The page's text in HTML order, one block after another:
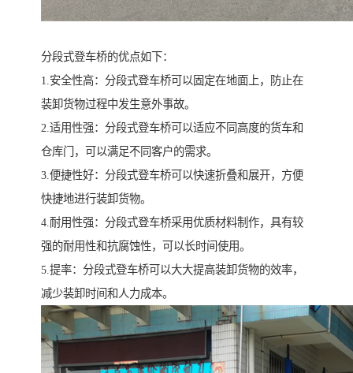
分段式登车桥的优点如下：
1.安全性高：分段式登车桥可以固定在地面上，防止在
装卸货物过程中发生意外事故。
2.适用性强：分段式登车桥可以适应不同高度的货车和
仓库门，可以满足不同客户的需求。
3.便捷性好：分段式登车桥可以快速折叠和展开，方便
快捷地进行装卸货物。
4.耐用性强：分段式登车桥采用优质材料制作，具有较
强的耐用性和抗腐蚀性，可以长时间使用。
5.提率：分段式登车桥可以大大提高装卸货物的效率，
减少装卸时间和人力成本。